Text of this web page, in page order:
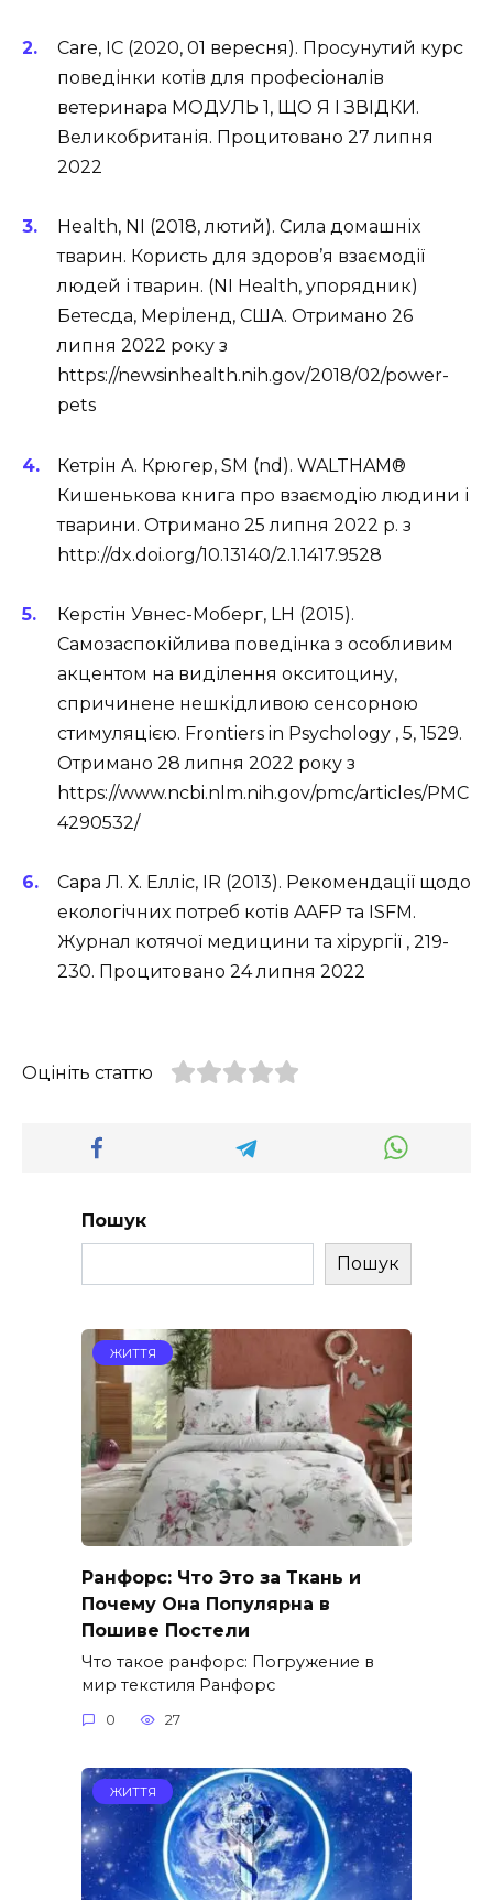
Care, IC (2020, 01 вересня). Просунутий курс
поведінки котів для професіоналів
ветеринара МОДУЛЬ 1, ЩО Я І ЗВІДКИ.
Великобританія. Процитовано 27 липня
2022
Health, NI (2018, лютий). Сила домашніх
тварин. Користь для здоров’я взаємодії
людей і тварин. (NI Health, упорядник)
Бетесда, Меріленд, США. Отримано 26
липня 2022 року з
https://newsinhealth.nih.gov/2018/02/power-
pets
Кетрін А. Крюгер, SM (nd). WALTHAM®
Кишенькова книга про взаємодію людини і
тварини. Отримано 25 липня 2022 р. з
http://dx.doi.org/10.13140/2.1.1417.9528
Керстін Увнес-Моберг, LH (2015).
Самозаспокійлива поведінка з особливим
акцентом на виділення окситоцину,
спричинене нешкідливою сенсорною
стимуляцією. Frontiers in Psychology , 5, 1529.
Отримано 28 липня 2022 року з
https://www.ncbi.nlm.nih.gov/pmc/articles/PMC
4290532/
Сара Л. Х. Елліс, IR (2013). Рекомендації щодо
екологічних потреб котів AAFP та ISFM.
Журнал котячої медицини та хірургії , 219-
230. Процитовано 24 липня 2022
Оцініть статтю
Пошук
Пошук
ЖИТТЯ
Ранфорс: Что Это за Ткань и
Почему Она Популярна в
Пошиве Постели
Что такое ранфорс: Погружение в
мир текстиля Ранфорс
0 27
ЖИТТЯ